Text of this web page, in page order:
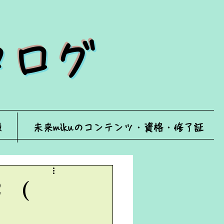
ログ
未来mikuのコンテンツ・資格・修了証
(